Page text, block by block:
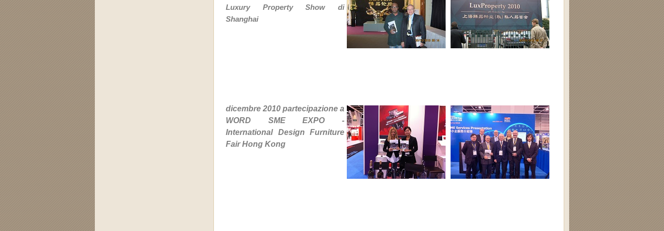
Luxury Property Show di
Shanghai
dicembre 2010 partecipazione a
WORD SME EXPO -
International Design Furniture
Fair Hong Kong